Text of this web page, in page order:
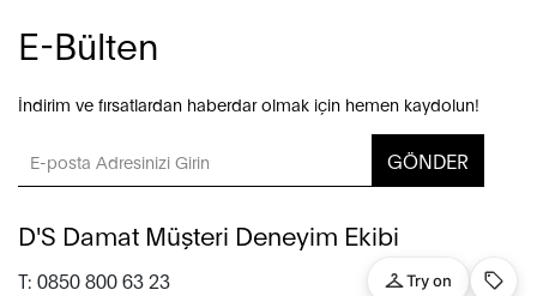
E-Bülten
İndirim ve fırsatlardan haberdar olmak için hemen kaydolun!
GÖNDER
D'S Damat Müşteri Deneyim Ekibi
T: 0850 800 63 23